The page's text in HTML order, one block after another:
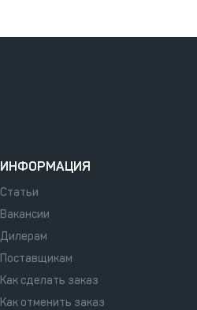
ИНФОРМАЦИЯ
Статьи
Вакансии
Дилерам
Поставщикам
Как сделать заказ
Как отменить заказ